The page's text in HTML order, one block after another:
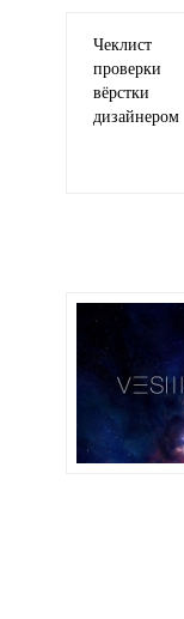
Чеклист
проверки
вёрстки
дизайнером